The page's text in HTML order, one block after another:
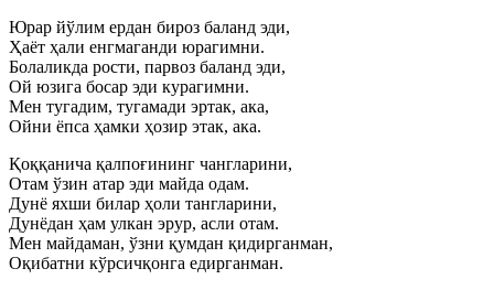
Юрар йўлим ердан бироз баланд эди,
Ҳаёт ҳали енгмаганди юрагимни.
Болаликда рости, парвоз баланд эди,
Ой юзига босар эди курагимни.
Мен тугадим, тугамади эртак, ака,
Ойни ёпса ҳамки ҳозир этак, ака.
Қоққанича қалпоғининг чангларини,
Отам ўзин атар эди майда одам.
Дунё яхши билар ҳоли тангларини,
Дунёдан ҳам улкан эрур, асли отам.
Мен майдаман, ўзни қумдан қидирганман,
Оқибатни кўрсичқонга едирганман.